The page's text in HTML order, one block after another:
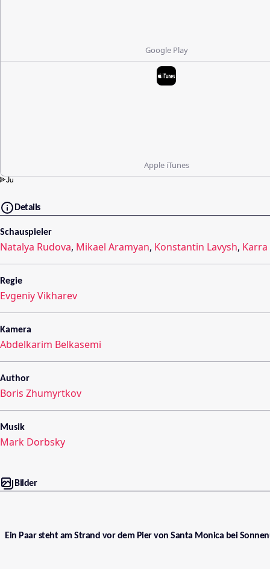
Google Play
Apple iTunes
Details
Schauspieler
Natalya Rudova, Mikael Aramyan, Konstantin Lavysh,
Regie
Evgeniy Vikharev
Kamera
Abdelkarim Belkasemi
Author
Boris Zhumyrtkov
Musik
Mark Dorbsky
Bilder
Ein Paar steht am Strand vor dem Pier von Santa Monica bei